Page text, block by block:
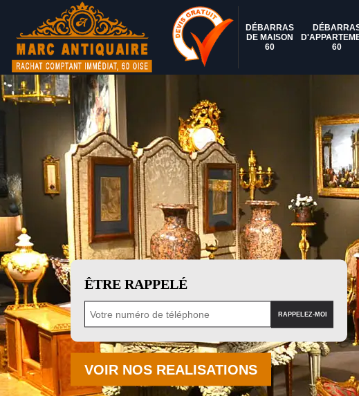
DÉBARRAS
DE MAISON
60
60
ÊTRE RAPPELÉ
VOIR NOS REALISATIONS